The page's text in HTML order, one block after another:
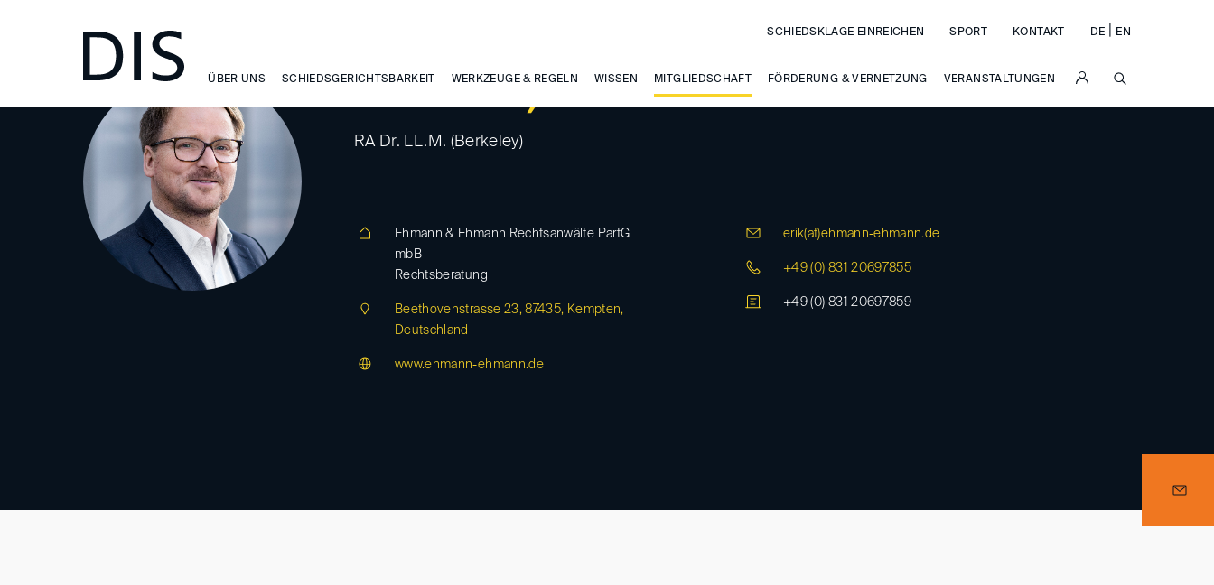
ÜBER UNS SCHIEDSGERICHTSBARKEIT WERKZEUGE & REGELN WISSEN MITGLIEDSCHAFT FÖRDERUNG & VERNETZUNG VERANSTALTUNGEN
SCHIEDSKLAGE EINREICHEN SPORT KONTAKT DE EN
Ehmann, Erik
RA Dr. LL.M. (Berkeley)
Ehmann & Ehmann Rechtsanwälte PartG
mbB
Rechtsberatung
Beethovenstrasse 23, 87435, Kempten,
Deutschland
www.ehmann-ehmann.de
erik(at)ehmann-ehmann.de
+49 (0) 831 20697855
+49 (0) 831 20697859